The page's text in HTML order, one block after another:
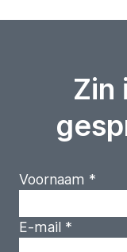
Zin
Voornaam *
E-mail *